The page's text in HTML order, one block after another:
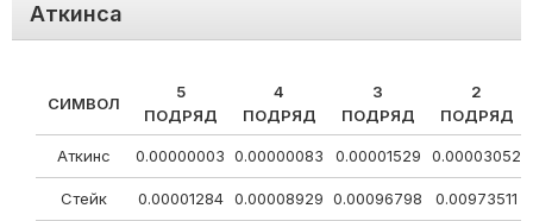
Аткинса
СИМВОЛ
5
ПОДРЯД
4
ПОДРЯД
3
ПОДРЯД
2
ПОДРЯД
Аткинс 0.00000003 0.00000083 0.00001529 0.00003052
Стейк 0.00001284 0.00008929 0.00096798 0.00973511